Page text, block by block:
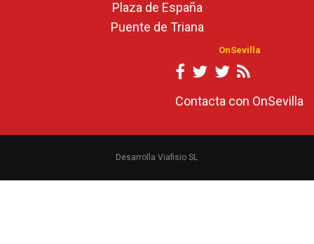
Plaza de España
Puente de Triana
OnSevilla
Contacta con OnSevilla
Desarrolla Viafisio SL